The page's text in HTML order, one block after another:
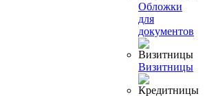
Обложки
для
документов
Визитницы